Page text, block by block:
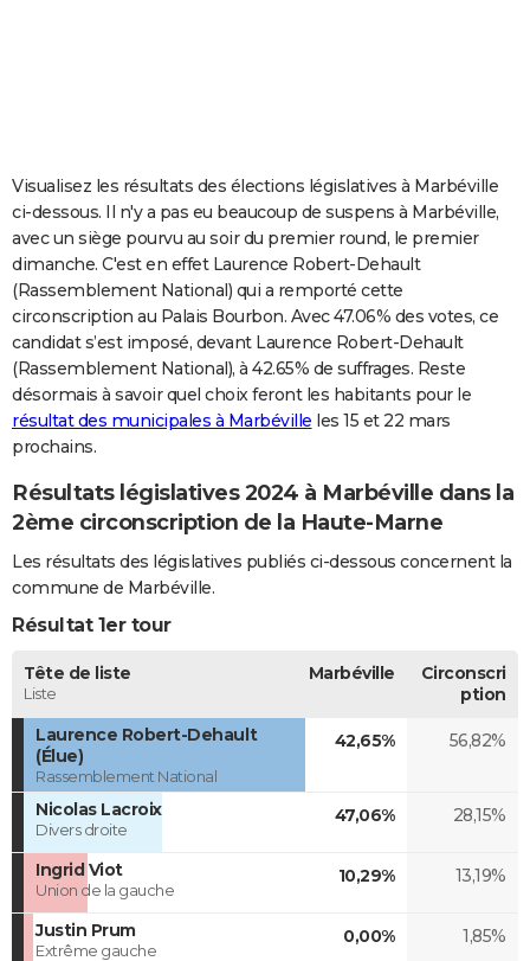
Carte de Noël
Carte Bonne année
Carte Saint-Valentin
Carte Pâques
Carte d'anniversaire
DICTIONNAIRE
Dictionnaire
Biographies
Citations
Expressions
Proverbes
PROGRAMME TV
COPAINS D'AVANT
S'inscrire
Se connecter
Lycées
Collèges
Primaires
Universités
Entreprises
Service militaire
Avis de recherche
AVIS DE DÉCÈS
FORUM
Bricolage
Lifestyle
Culture
Sport
Auto
Television
Voyage
Cinema
Visualisez les résultats des élections législatives à Marbéville
ci-dessous. Il n'y a pas eu beaucoup de suspens à Marbéville,
avec un siège pourvu au soir du premier round, le premier
dimanche. C'est en effet Laurence Robert-Dehault
(Rassemblement National) qui a remporté cette
circonscription au Palais Bourbon. Avec 47.06% des votes, ce
candidat s’est imposé, devant Laurence Robert-Dehault
(Rassemblement National), à 42.65% de suffrages. Reste
désormais à savoir quel choix feront les habitants pour le
résultat des municipales à Marbéville les 15 et 22 mars
prochains.
Résultats législatives 2024 à Marbéville dans la
2ème circonscription de la Haute-Marne
Les résultats des législatives publiés ci-dessous concernent la
commune de Marbéville.
Résultat 1er tour
Tête de liste
Liste
Marbéville
Circonscri
ption
Laurence Robert-Dehault
(Élue)
Rassemblement National
42,65% 56,82%
Nicolas Lacroix
Divers droite
47,06% 28,15%
Ingrid Viot
Union de la gauche
10,29% 13,19%
Justin Prum
Extrême gauche
0,00% 1,85%